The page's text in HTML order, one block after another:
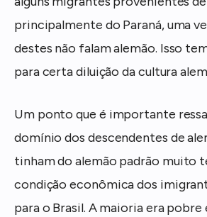
principalmente do Paraná, uma
destes não falam alemão. Isso
para certa diluição da cultura
Um ponto que é importante
domínio dos descendentes de
tinham do alemão padrão muito
condição econômica dos
para o Brasil. A maioria era pobre